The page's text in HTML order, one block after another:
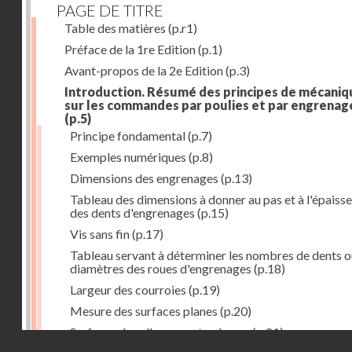
PAGE DE TITRE
Table des matières (p.r1)
Préface de la 1re Edition(p.1)
Avant-propos de la 2e Edition(p.3)
Introduction. Résumé des principes de
sur les commandes par poulies et par
(p.5)
Principe fondamental(p.7)
Exemples numériques (p.8)
Dimensions des engrenages (p.13)
Tableau des dimensions à donner au pas et à
des dents d'engrenages (p.15)
Vis sans fin(p.17)
Tableau servant à déterminer les nombres de dents
diamètres des roues d'engrenages (p.18)
Largeur des courroies (p.19)
Mesure des surfaces planes (p.20)
Surfaces dans l'espace et volumes(p.21)